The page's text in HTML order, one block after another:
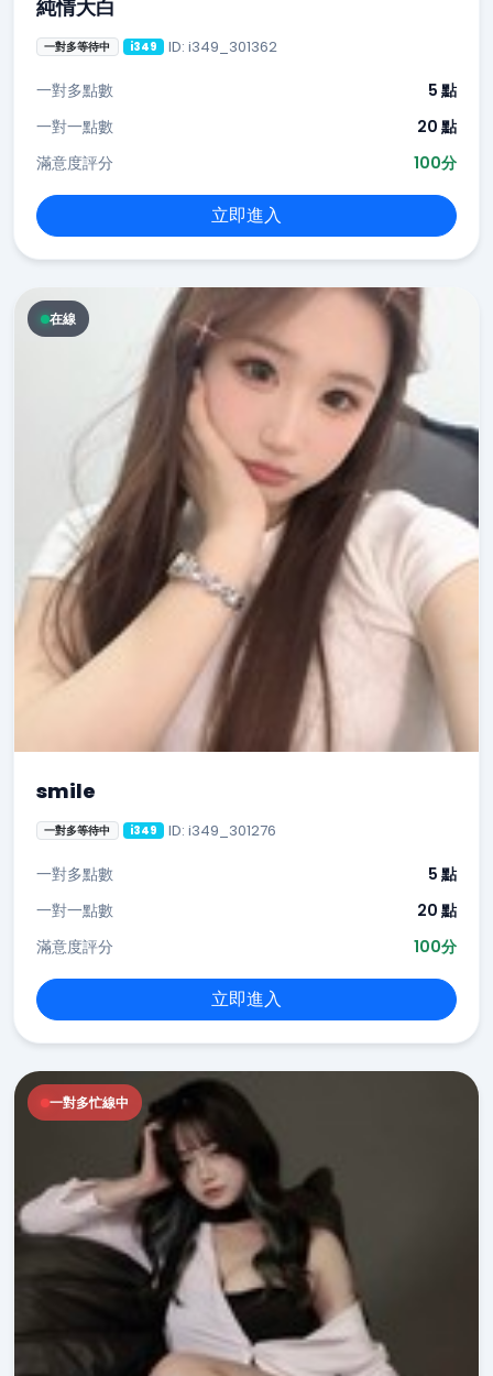
純情大白
一對多等待中 i349 ID: i349_301362
一對多點數
5 點
一對一點數
20 點
滿意度評分
100分
立即進入
在線
smile
一對多等待中 i349 ID: i349_301276
一對多點數
5 點
一對一點數
20 點
滿意度評分
100分
立即進入
一對多忙線中